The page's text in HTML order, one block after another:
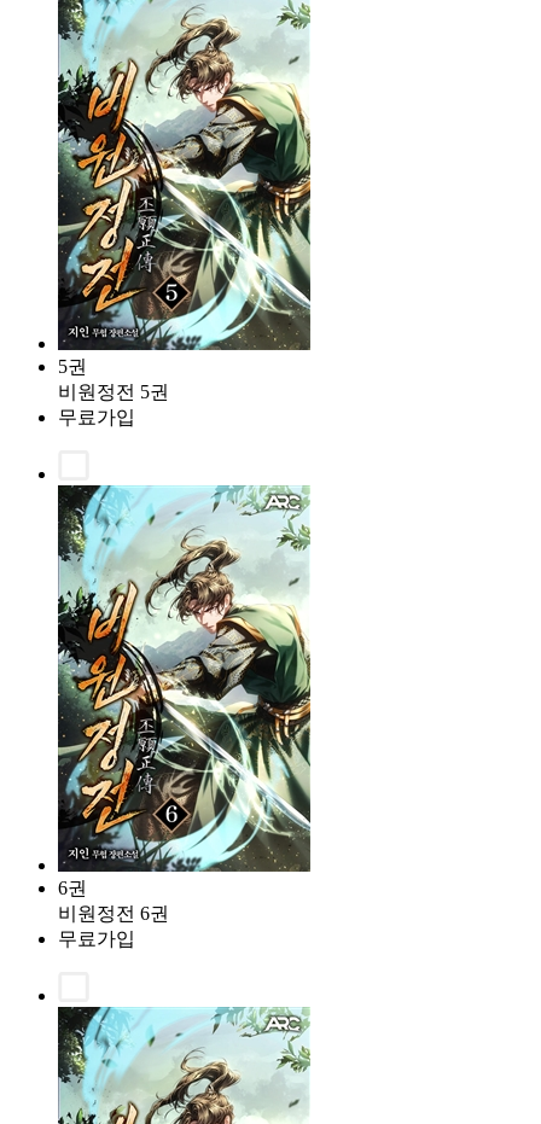
5권
비원정전 5권
무료가입
6권
비원정전 6권
무료가입